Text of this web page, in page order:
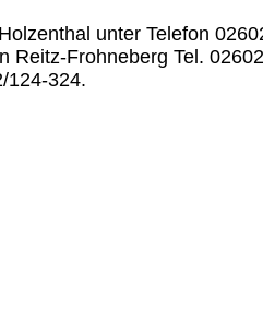
unter Telefon
Reitz-Frohneberg Tel.
124-324.